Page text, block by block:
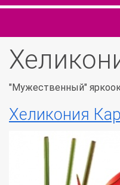
"Мужественный"
Хеликония